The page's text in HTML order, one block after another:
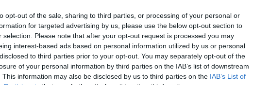
opt-out of the sale, sharing to third parties, or processing of your personal or
for targeted advertising by us, please use the below opt-out section to
selection. Please note that after your opt-out request is processed you may
interest-based ads based on personal information utilized by us or personal
to third parties prior to your opt-out. You may separately opt-out of the
of your personal information by third parties on the IAB’s list of downstream
This information may also be disclosed by us to third parties on the IAB’s List of
της ελληνικής οικονομίας στην βαθμίδα BB+, η
από τη λεγόμενη επενδυτική βαθμίδα.
περασμένο Απρίλιο είχε αναβαθμίσει τις
εξέλιξη η οποία σύμφωνα με οικονομικούς
των οίκων αξιολόγησης, την αναβάθμιση
χρόνο